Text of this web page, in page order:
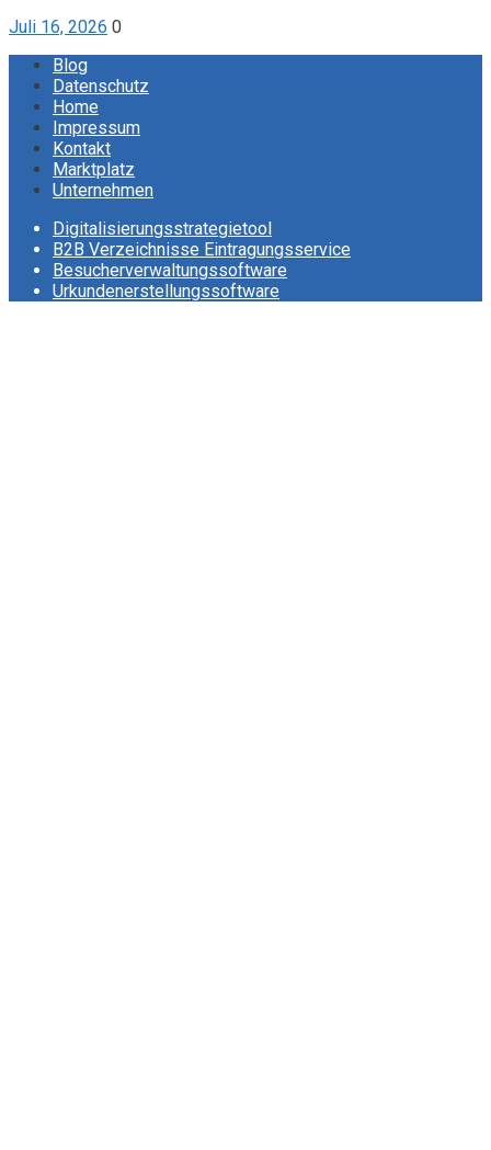
Juli 16, 2026 0
Blog
Datenschutz
Home
Impressum
Kontakt
Marktplatz
Unternehmen
Digitalisierungsstrategietool
B2B Verzeichnisse Eintragungsservice
Besucherverwaltungssoftware
Urkundenerstellungssoftware